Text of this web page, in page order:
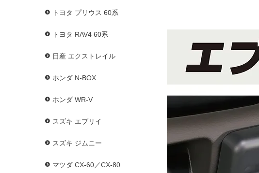
トヨタ プリウス 60系
トヨタ RAV4 60系
日産 エクストレイル
ホンダ N-BOX
ホンダ WR-V
スズキ エブリイ
スズキ ジムニー
マツダ CX-60／CX-80